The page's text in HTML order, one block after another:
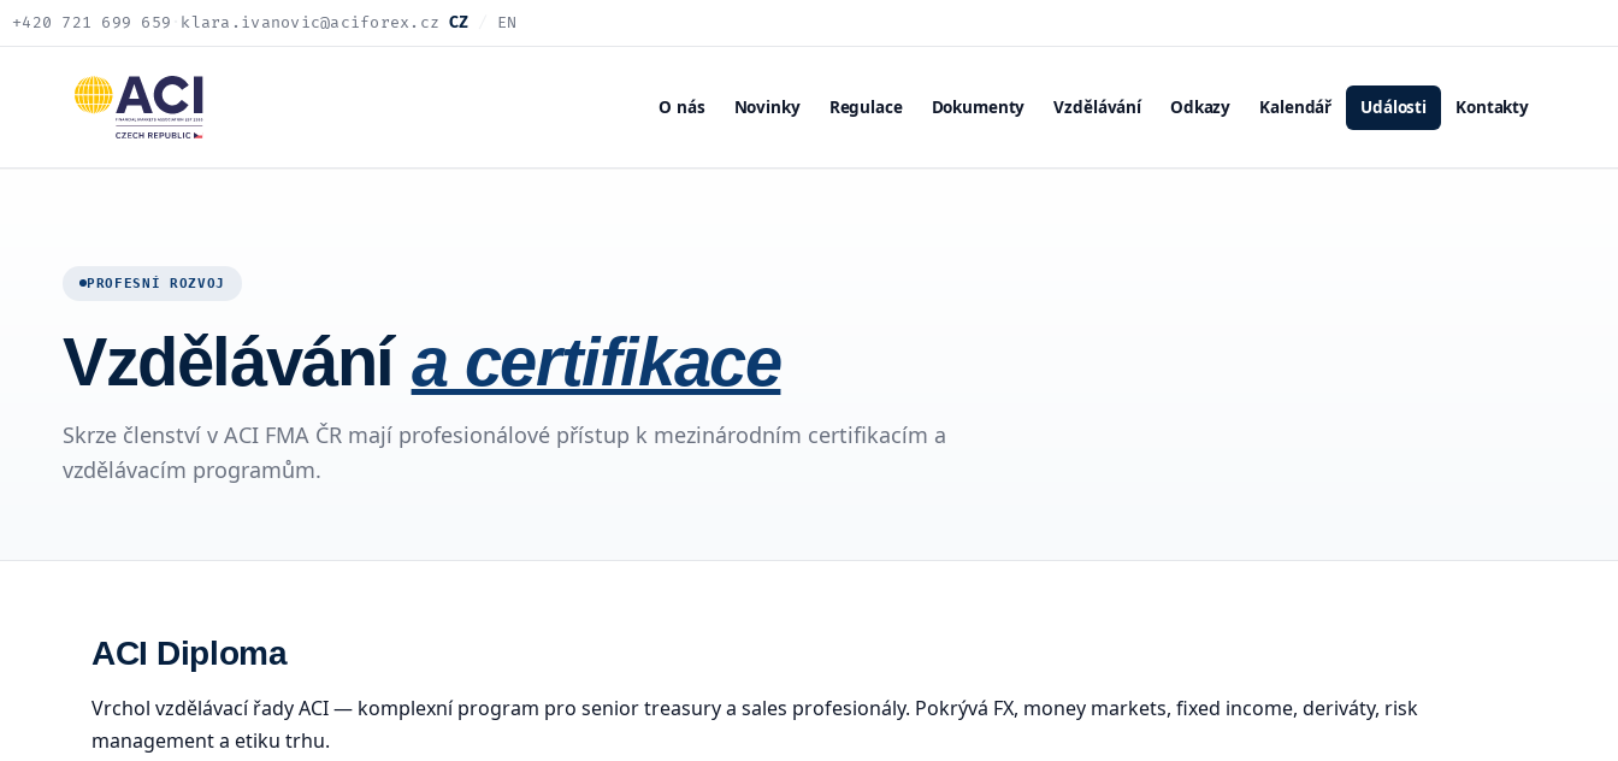
+420 721 699 659 klara.ivanovic@aciforex.cz CZ EN
O nás Novinky Regulace Dokumenty Vzdělávání Odkazy Kalendář Události Kontakty
PROFESNÍ ROZVOJ
Vzdělávání a certifikace
Skrze členství v ACI FMA ČR mají profesionálové přístup k mezinárodním certifikacím a
vzdělávacím programům.
ACI Diploma
Vrchol vzdělávací řady ACI — komplexní program pro senior treasury a sales profesionály. Pokrývá FX, money markets, fixed income, deriváty, risk
management a etiku trhu.